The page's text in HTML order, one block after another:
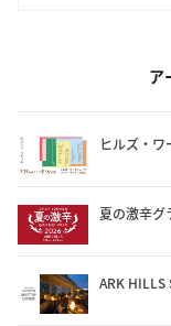
ア
ヒルズ・
夏の激辛グ
ARK HILLS